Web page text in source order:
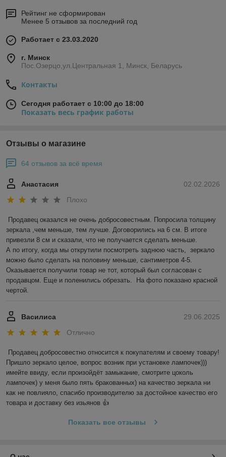
Рейтинг не сформирован
Менее 5 отзывов за последний год
Работает с 23.03.2020
г. Минск
Пос.Озерцо,ул.Центральная 1, Минск, Беларусь
Контакты
Сегодня работает с 10:00 до 18:00
Показать весь график работы
Отзывы о магазине
64 отзывов за всё время
02.02.2026
Анастасия
Плохо
Продавец оказался не очень добросовестным. Попросила толщину
зеркала ,чем меньше, тем лучше. Договорились на 6 см. В итоге
привезли 8 см и сказали, что не получается сделать меньше.
А по итогу, когда мы открутили посмотреть заднюю часть,  зеркало
можно было сделать на половину меньше, сантиметров 4-5.
Оказывается получили товар не тот, который был согласован с
продавцом. Еще и поленились обрезать.  На фото показано красной
чертой.
29.06.2025
Василиса
Отлично
Продавец добросовестно относится к покупателям и своему товару!
Пришло зеркало целое, вопрос возник при установке лампочек)))
имейте ввиду, если произойдёт замыкание, смотрите цоколь
лампочек) у меня было пять бракованных) на качество зеркала ни
как не повлияло, спасибо производителю за достойное качество его
товара и доставку без изьянов 👍
Показать все отзывы